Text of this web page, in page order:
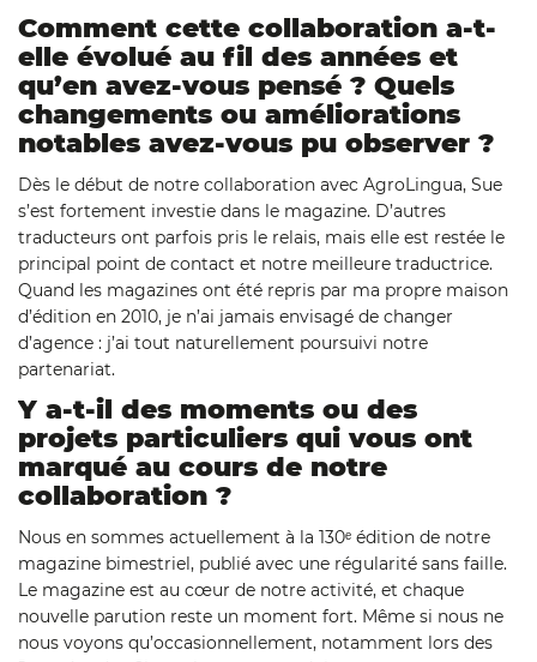
Comment cette collaboration a-t-
elle évolué au fil des années et
qu’en avez-vous pensé ? Quels
changements ou améliorations
notables avez-vous pu observer ?
Dès le début de notre collaboration avec AgroLingua, Sue
s’est fortement investie dans le magazine. D’autres
traducteurs ont parfois pris le relais, mais elle est restée le
principal point de contact et notre meilleure traductrice.
Quand les magazines ont été repris par ma propre maison
d’édition en 2010, je n’ai jamais envisagé de changer
d’agence : j’ai tout naturellement poursuivi notre
partenariat.
Y a-t-il des moments ou des
projets particuliers qui vous ont
marqué au cours de notre
collaboration ?
Nous en sommes actuellement à la 130ᵉ édition de notre
magazine bimestriel, publié avec une régularité sans faille.
Le magazine est au cœur de notre activité, et chaque
nouvelle parution reste un moment fort. Même si nous ne
nous voyons qu’occasionnellement, notamment lors des